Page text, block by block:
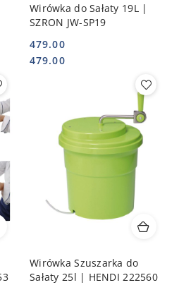
Wirówka do Sałaty 19L |
SZRON JW-SP19
Cena:
479.00
Cena:
479.00
Wirówka Szuszarka do
Sałaty 25l | HENDI 222560